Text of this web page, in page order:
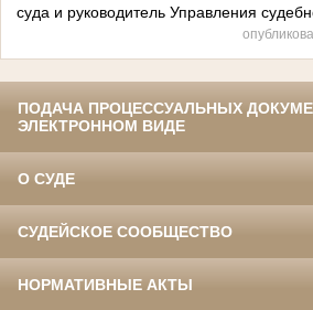
суда и руководитель Управления
ПОДАЧА ПРОЦЕССУАЛЬНЫХ
ЭЛЕКТРОННОМ ВИДЕ
О СУДЕ
СУДЕЙСКОЕ СООБЩЕСТВО
НОРМАТИВНЫЕ АКТЫ